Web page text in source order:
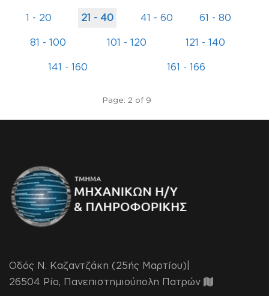
1 - 20 21 - 40 41 - 60 61 - 80
81 - 100 101 - 120 121 - 140
141 - 160 161 - 166
Page: 2 of 9
Οδός Ν. Καζαντζάκη (25ής Μαρτίου)|
26504 Ρίο, Πανεπιστημιούπολη Πατρών